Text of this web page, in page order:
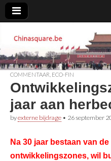
COMMENTAAR ECO-FIN
jaar aan
byexterne bijdrage • 26 september
Na 30 jaar bestaan van
ontwikkelingszones, wil